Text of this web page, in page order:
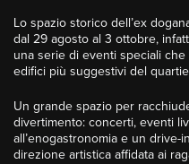
Lo spazio storico dell’ex
dal 29 agosto al 3 ottobre,
una serie di eventi speciali
edifici più suggestivi del
Un grande spazio per
divertimento: concerti, eventi
all’enogastronomia e un drive-
direzione artistica affidata ai